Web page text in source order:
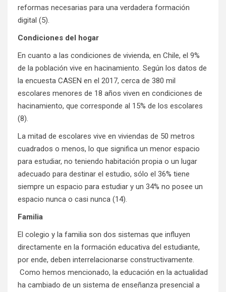
reformas necesarias para una verdadera formación
digital (5).
Condiciones del hogar
En cuanto a las condiciones de vivienda, en Chile, el 9%
de la población vive en hacinamiento. Según los datos de
la encuesta CASEN en el 2017, cerca de 380 mil
escolares meno­res de 18 años viven en condiciones de
hacinamiento, que corresponde al 15% de los escolares
(8).
La mitad de escolares vive en viviendas de 50 metros
cuadrados o menos, lo que significa un menor espacio
para estudiar, no teniendo habitación propia o un lugar
adecuado para destinar el estudio, sólo el 36% tiene
siempre un espacio para estudiar y un 34% no posee un
espacio nunca o casi nunca (14).
Familia
El colegio y la familia son dos sistemas que influyen
directamente en la formación educativa del estudiante,
por ende, deben interrelacionarse constructivamente.
Como hemos mencionado, la educación en la actualidad
ha cambiado de un sistema de enseñanza presencial a